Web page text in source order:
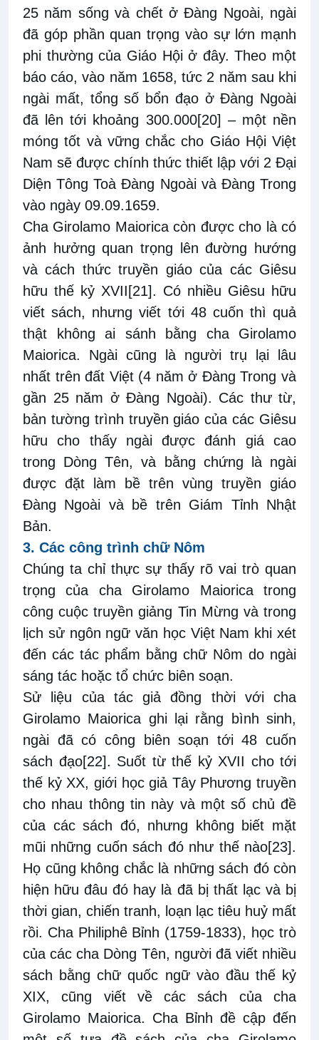
25 năm sống và chết ở Đàng Ngoài, ngài
đã góp phần quan trọng vào sự lớn mạnh
phi thường của Giáo Hội ở đây. Theo một
báo cáo, vào năm 1658, tức 2 năm sau khi
ngài mất, tổng số bổn đạo ở Đàng Ngoài
đã lên tới khoảng 300.000[20] – một nền
móng tốt và vững chắc cho Giáo Hội Việt
Nam sẽ được chính thức thiết lập với 2 Đại
Diện Tông Toà Đàng Ngoài và Đàng Trong
vào ngày 09.09.1659.
Cha Girolamo Maiorica còn được cho là có
ảnh hưởng quan trọng lên đường hướng
và cách thức truyền giáo của các Giêsu
hữu thế kỷ XVII [21]. Có nhiều Giêsu hữu
viết sách, nhưng viết tới 48 cuốn thì quả
thật không ai sánh bằng cha Girolamo
Maiorica. Ngài cũng là người trụ lại lâu
nhất trên đất Việt (4 năm ở Đàng Trong và
gần 25 năm ở Đàng Ngoài). Các thư từ,
bản tường trình truyền giáo của các Giêsu
hữu cho thấy ngài được đánh giá cao
trong Dòng Tên, và bằng chứng là ngài
được đặt làm bề trên vùng truyền giáo
Đàng Ngoài và bề trên Giám Tỉnh Nhật
Bản.
3. Các công trình chữ Nôm
Chúng ta chỉ thực sự thấy rõ vai trò quan
trọng của cha Girolamo Maiorica trong
công cuộc truyền giảng Tin Mừng và trong
lịch sử ngôn ngữ văn học Việt Nam khi xét
đến các tác phẩm bằng chữ Nôm do ngài
sáng tác hoặc tổ chức biên soạn.
Sử liệu của tác giả đồng thời với cha
Girolamo Maiorica ghi lại rằng bình sinh,
ngài đã có công biên soạn tới 48 cuốn
sách đạo[22]. Suốt từ thế kỷ XVII cho tới
thế kỷ XX, giới học giả Tây Phương truyền
cho nhau thông tin này và một số chủ đề
của các sách đó, nhưng không biết mặt
mũi những cuốn sách đó như thế nào[23].
Họ cũng không chắc là những sách đó còn
hiện hữu đâu đó hay là đã bị thất lạc và bị
thời gian, chiến tranh, loạn lạc tiêu huỷ mất
rồi. Cha Philiphê Bỉnh (1759-1833), học trò
của các cha Dòng Tên, người đã viết nhiều
sách bằng chữ quốc ngữ vào đầu thế kỷ
XIX, cũng viết về các sách của cha
Girolamo Maiorica. Cha Bỉnh đề cập đến